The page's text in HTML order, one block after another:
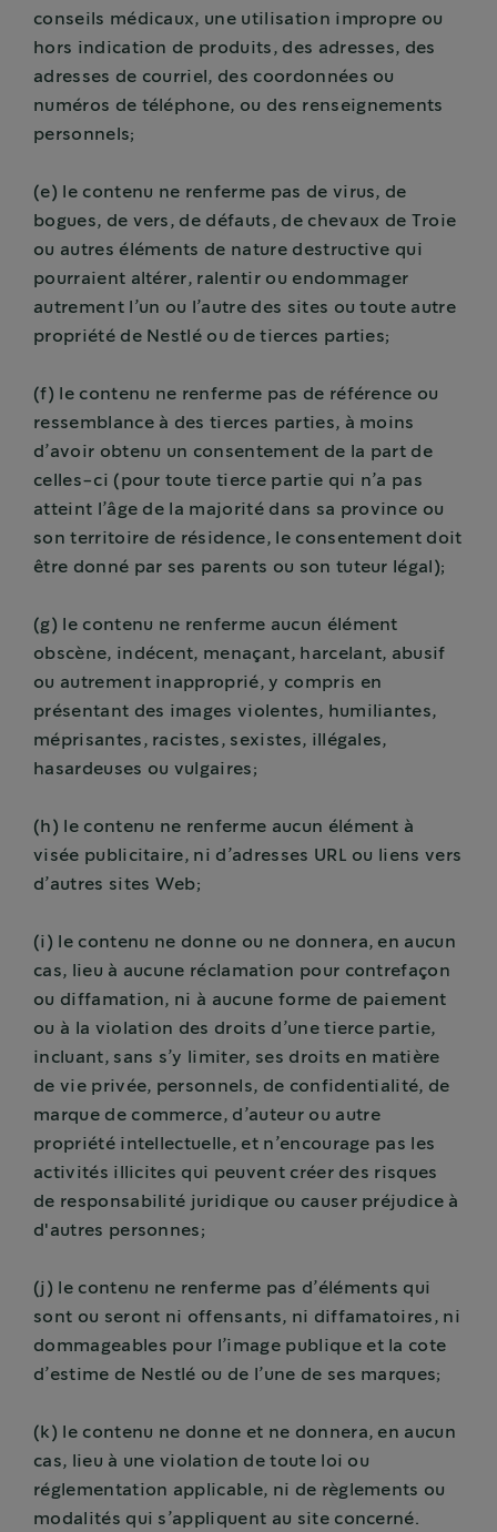
conseils médicaux, une utilisation impropre ou
hors indication de produits, des adresses, des
adresses de courriel, des coordonnées ou
numéros de téléphone, ou des renseignements
personnels;
(e) le contenu ne renferme pas de virus, de
bogues, de vers, de défauts, de chevaux de Troie
ou autres éléments de nature destructive qui
pourraient altérer, ralentir ou endommager
autrement l’un ou l’autre des sites ou toute autre
propriété de Nestlé ou de tierces parties;
(f) le contenu ne renferme pas de référence ou
ressemblance à des tierces parties, à moins
d’avoir obtenu un consentement de la part de
celles-ci (pour toute tierce partie qui n’a pas
atteint l’âge de la majorité dans sa province ou
son territoire de résidence, le consentement doit
être donné par ses parents ou son tuteur légal);
(g) le contenu ne renferme aucun élément
obscène, indécent, menaçant, harcelant, abusif
ou autrement inapproprié, y compris en
présentant des images violentes, humiliantes,
méprisantes, racistes, sexistes, illégales,
hasardeuses ou vulgaires;
(h) le contenu ne renferme aucun élément à
visée publicitaire, ni d’adresses URL ou liens vers
d’autres sites Web;
(i) le contenu ne donne ou ne donnera, en aucun
cas, lieu à aucune réclamation pour contrefaçon
ou diffamation, ni à aucune forme de paiement
ou à la violation des droits d’une tierce partie,
incluant, sans s’y limiter, ses droits en matière
de vie privée, personnels, de confidentialité, de
marque de commerce, d’auteur ou autre
propriété intellectuelle, et n’encourage pas les
activités illicites qui peuvent créer des risques
de responsabilité juridique ou causer préjudice à
d'autres personnes;
(j) le contenu ne renferme pas d’éléments qui
sont ou seront ni offensants, ni diffamatoires, ni
dommageables pour l’image publique et la cote
d’estime de Nestlé ou de l’une de ses marques;
(k) le contenu ne donne et ne donnera, en aucun
cas, lieu à une violation de toute loi ou
réglementation applicable, ni de règlements ou
modalités qui s’appliquent au site concerné.